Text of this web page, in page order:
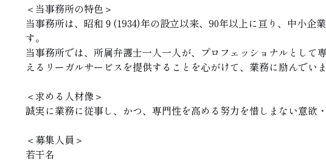
＜当事務所の特色＞
当事務所は、昭和９(1934)年の設立以来、90年以上に亘り、中小
す。
当事務所では、所属弁護士一人一人が、プロフェッショナルとし
えるリーガルサービスを提供することを心がけて、業務に励んでいま
＜求める人材像＞
誠実に業務に従事し、かつ、専門性を高める努力を惜しまない意欲
＜募集人員＞
若干名